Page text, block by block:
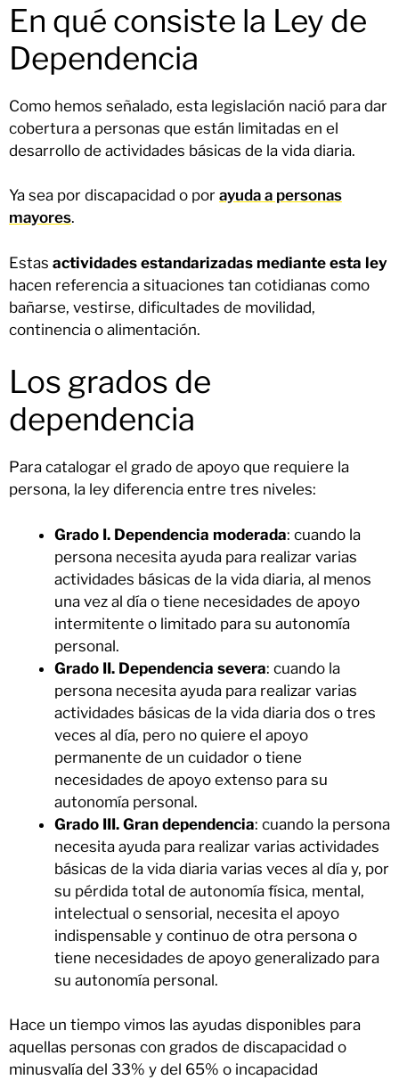
En qué consiste la Ley de
Dependencia
Como hemos señalado, esta legislación nació para dar
cobertura a personas que están limitadas en el
desarrollo de actividades básicas de la vida diaria.
Ya sea por discapacidad o por ayuda a personas
mayores.
Estas actividades estandarizadas mediante esta ley
hacen referencia a situaciones tan cotidianas como
bañarse, vestirse, dificultades de movilidad,
continencia o alimentación.
Los grados de
dependencia
Para catalogar el grado de apoyo que requiere la
persona, la ley diferencia entre tres niveles:
Grado I. Dependencia moderada: cuando la
persona necesita ayuda para realizar varias
actividades básicas de la vida diaria, al menos
una vez al día o tiene necesidades de apoyo
intermitente o limitado para su autonomía
personal.
Grado II. Dependencia severa: cuando la
persona necesita ayuda para realizar varias
actividades básicas de la vida diaria dos o tres
veces al día, pero no quiere el apoyo
permanente de un cuidador o tiene
necesidades de apoyo extenso para su
autonomía personal.
Grado III. Gran dependencia: cuando la persona
necesita ayuda para realizar varias actividades
básicas de la vida diaria varias veces al día y, por
su pérdida total de autonomía física, mental,
intelectual o sensorial, necesita el apoyo
indispensable y continuo de otra persona o
tiene necesidades de apoyo generalizado para
su autonomía personal.
Hace un tiempo vimos las ayudas disponibles para
aquellas personas con grados de discapacidad o
minusvalía del 33% y del 65% o incapacidad